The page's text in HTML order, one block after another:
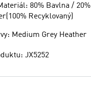
80% Bavlna / 20%
Recyklovaný)
Medium Grey Heather
JX5252